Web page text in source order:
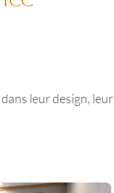
leur design, leur
sur
autres